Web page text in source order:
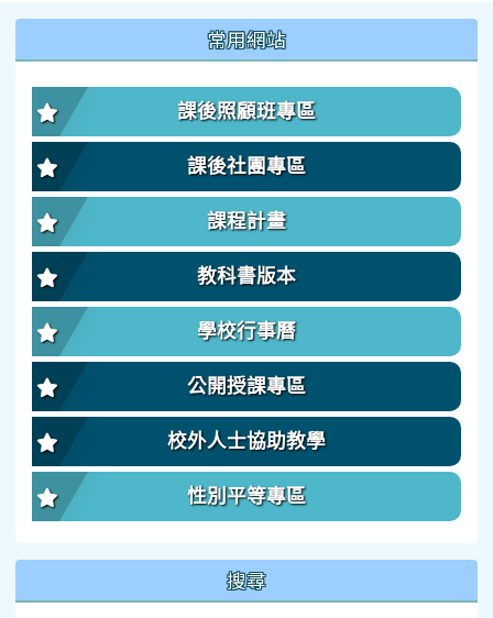
::: 常用網站
課後照顧班專區
課後社團專區
課程計畫
教科書版本
學校行事曆
公開授課專區
校外人士協助教學
性別平等專區
搜尋